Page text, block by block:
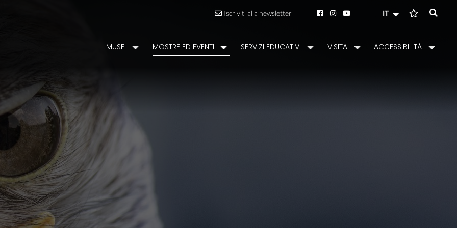
Iscriviti alla newsletter IT
MUSEI MOSTRE ED EVENTI SERVIZI EDUCATIVI VISITA ACCESSIBILITÀ